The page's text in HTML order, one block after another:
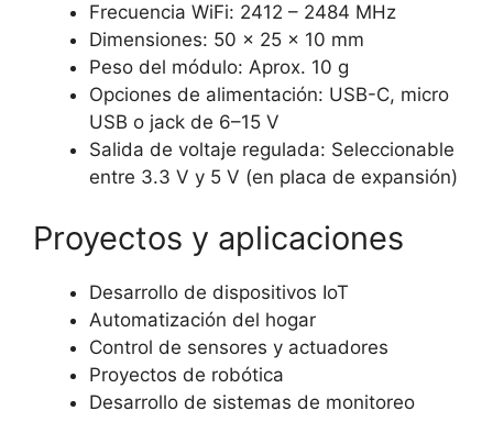
Frecuencia WiFi: 2412 – 2484 MHz
Dimensiones: 50 × 25 × 10 mm
Peso del módulo: Aprox. 10 g
Opciones de alimentación: USB-C, micro
USB o jack de 6–15 V
Salida de voltaje regulada: Seleccionable
entre 3.3 V y 5 V (en placa de expansión)
Proyectos y aplicaciones
Desarrollo de dispositivos IoT
Automatización del hogar
Control de sensores y actuadores
Proyectos de robótica
Desarrollo de sistemas de monitoreo